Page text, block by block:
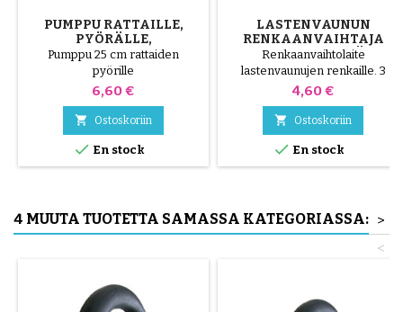
PUMPPU RATTAILLE,
PYÖRÄLLE,
SKOOTTERILLE
Pumppu 25 cm rattaiden
pyörille
Hinta
6,60 €
 Ostoskoriin
 En stock
LASTENVAUNUN
RENKAANVAIHTAJA
SATUNNAINEN VÄRI 1
PAKKAUS 3 KPL
Renkaanvaihtolaite
lastenvaunujen renkaille. 3
korkealaatuista muoviosaa,
punainen, vihreä, keltainen ja
sininen tai 3 teräsosaa ( harmaa
) Rengas asennetaan käsin
ilman työkaluja, jotta vältetään
Hinta
4,60 €
 Ostoskoriin
 En stock
4 MUUTA TUOTETTA SAMASSA KATEGORIASSA: >
<